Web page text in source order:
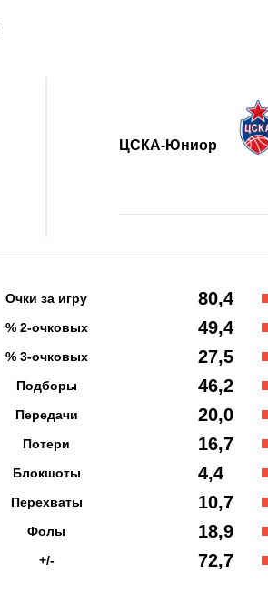
ЦСКА-Юниор
Очки за игру
% 2-очковых
% 3-очковых
Подборы
Передачи
Потери
Блокшоты
Перехваты
Фолы
+/-
80,4
49,4
27,5
46,2
20,0
16,7
4,4
10,7
18,9
72,7